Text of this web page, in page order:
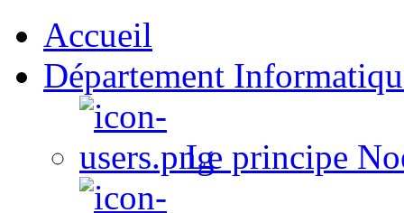
Accueil
Département
Le principe